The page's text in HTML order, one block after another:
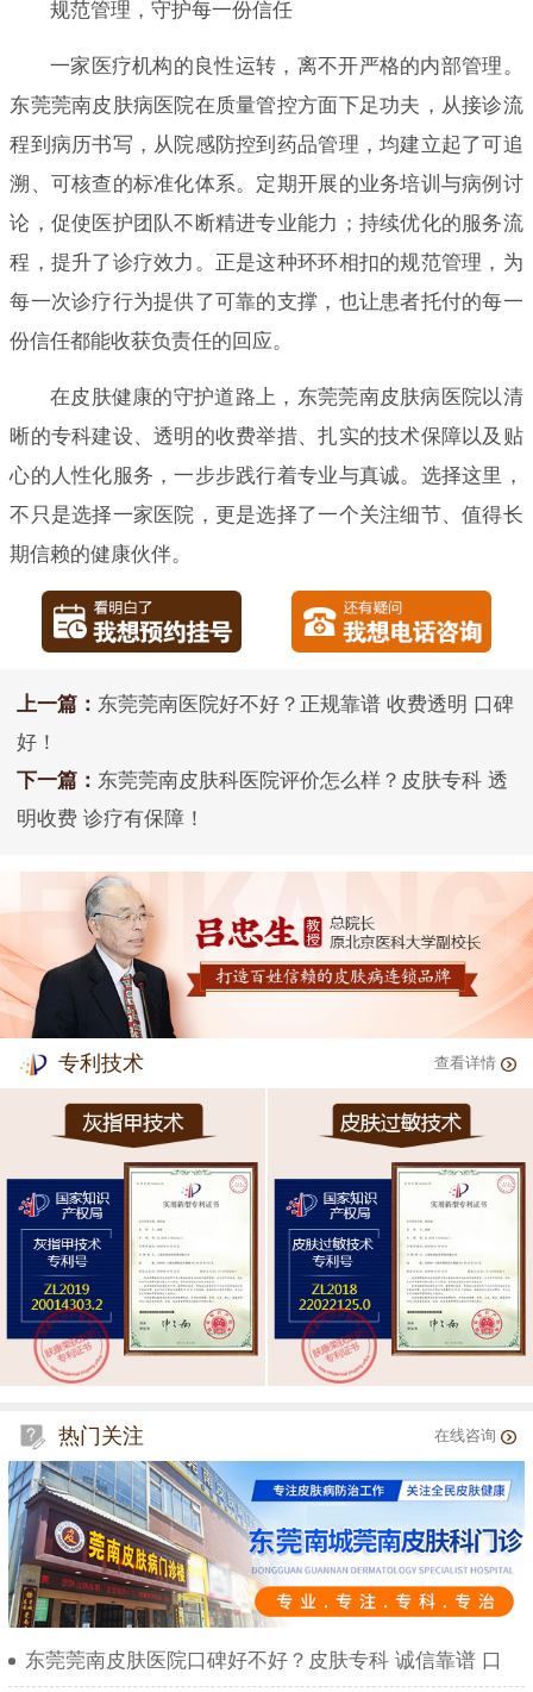
规范管理，守护每一份信任
一家医疗机构的良性运转，离不开严格的内部管理。
东莞莞南皮肤病医院在质量管控方面下足功夫，从接诊流
程到病历书写，从院感防控到药品管理，均建立起了可追
溯、可核查的标准化体系。定期开展的业务培训与病例讨
论，促使医护团队不断精进专业能力；持续优化的服务流
程，提升了诊疗效力。正是这种环环相扣的规范管理，为
每一次诊疗行为提供了可靠的支撑，也让患者托付的每一
份信任都能收获负责任的回应。
在皮肤健康的守护道路上，东莞莞南皮肤病医院以清
晰的专科建设、透明的收费举措、扎实的技术保障以及贴
心的人性化服务，一步步践行着专业与真诚。选择这里，
不只是选择一家医院，更是选择了一个关注细节、值得长
期信赖的健康伙伴。
上一篇： 东莞莞南医院好不好？正规靠谱 收费透明 口碑
好！
下一篇： 东莞莞南皮肤科医院评价怎么样？皮肤专科 透
明收费 诊疗有保障！
专利技术 查看详情
热门关注 在线咨询
东莞莞南皮肤医院口碑好不好？皮肤专科 诚信靠谱 口